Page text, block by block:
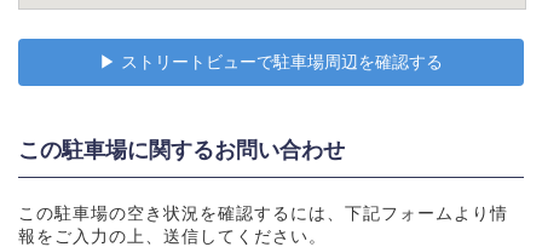
▶︎ ストリートビューで駐車場周辺を確認する
この駐車場に関するお問い合わせ
この駐車場の空き状況を確認するには、下記フォームより情
報をご入力の上、送信してください。